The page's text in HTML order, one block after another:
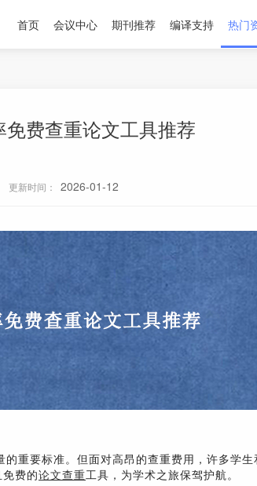
首页 会议中心 期刊推荐 编译支持 热门
免费查重论文工具推荐
更新时间： 2026-01-12
重要标准。但面对高昂的查重费用，许多学生
费的论文查重工具，为学术之旅保驾护航。